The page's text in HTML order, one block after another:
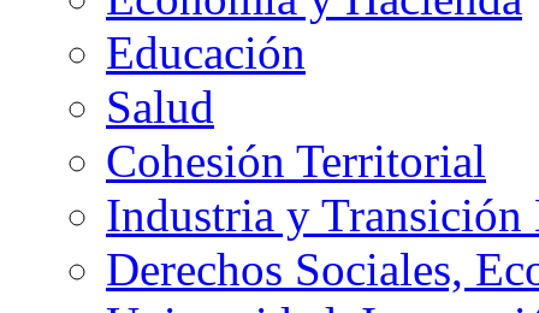
Educación
Salud
Cohesión Territorial
Industria y
Derechos Sociales,